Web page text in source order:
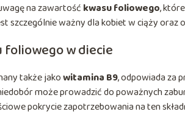
na zawartość kwasu foliowego,
szczególnie ważny dla kobiet w ciąży oraz
foliowego w diecie
także jakowitamina B9, odpowiada za
może prowadzić do poważnych
pokrycie zapotrzebowania na ten